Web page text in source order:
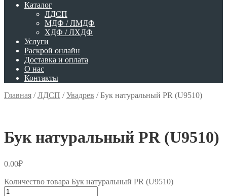
Каталог
ЛДСП
МДФ / ЛМДФ
ХДФ / ЛХДФ
Услуги
Раскрой онлайн
Доставка и оплата
О нас
Контакты
Главная /ЛДСП /Увадрев /Бук натуральный PR (U9510)
Бук натуральный PR (U9510)
0.00₽
Количество товара Бук натуральный PR (U9510)